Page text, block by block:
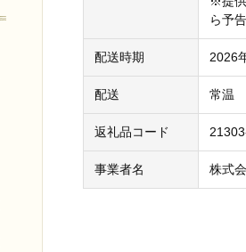
ら予
配送時期 2026
配送 常温
返礼品コード
事業者名 株式